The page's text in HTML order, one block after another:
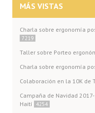
MÁS VISTAS
Charla sobre ergonomía
7219
Taller sobre Porteo
Charla sobre ergonomía
Colaboración en la 10K de
Campaña de Navidad
Haití
4254